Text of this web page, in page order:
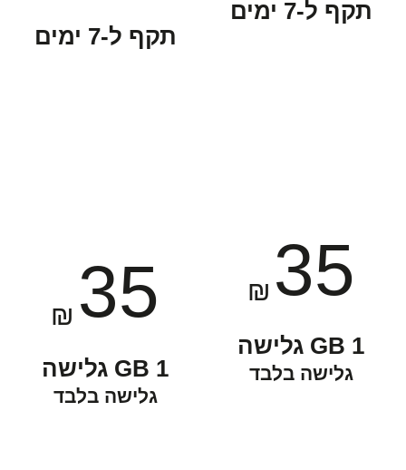
תקף ל-7 ימים
35
₪
1 GB גלישה
גלישה בלבד
תקף ל-7 ימים
35
₪
1 GB גלישה
גלישה בלבד